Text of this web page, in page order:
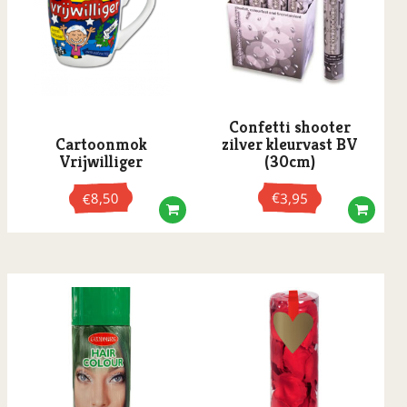
Cartoonmok
Vrijwilliger
€8,50
Confetti shooter
zilver kleurvast BV
(30cm)
€3,95